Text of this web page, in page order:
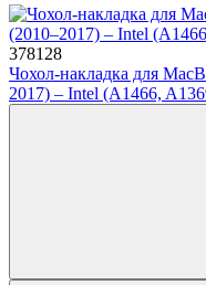
378128
Чохол-накладка для
2017) – Intel (A1466,